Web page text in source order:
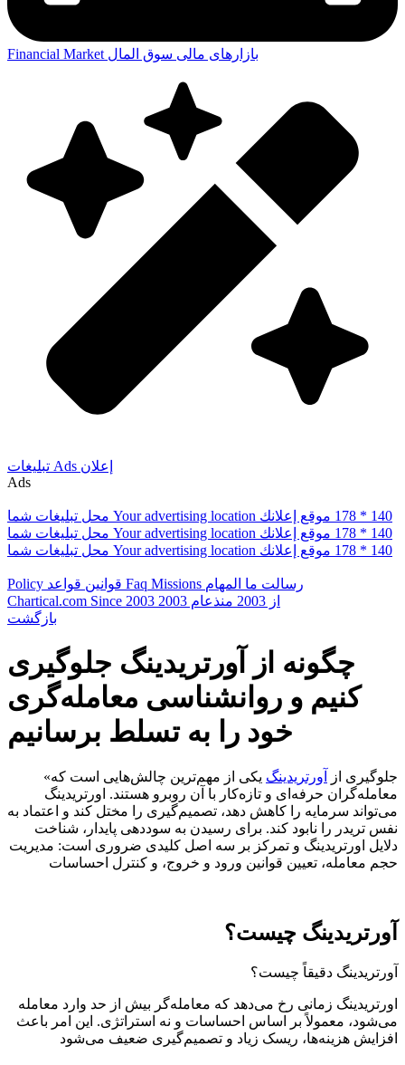
Financial Market بازارهای مالی سوق المال
تبلیغات Ads إعلان
Ads
محل تبلیغات شما Your advertising location موقع إعلانك 178 * 140
محل تبلیغات شما Your advertising location موقع إعلانك 178 * 140
محل تبلیغات شما Your advertising location موقع إعلانك 178 * 140
Policy قوانین قواعد Faq Missions رسالت ما المهام
Chartical.com Since 2003 از 2003
منذعام 2003
بازگشت
چگونه از آورتریدینگ جلوگیری
کنیم و روانشناسی معامله‌گری
خود را به تسلط برسانیم
«جلوگیری از آورتریدینگ یکی از مهم‌ترین چالش‌هایی است که
معامله‌گران حرفه‌ای و تازه‌کار با آن روبرو هستند. اورتریدینگ
می‌تواند سرمایه را کاهش دهد، تصمیم‌گیری را مختل کند و اعتماد به
نفس تریدر را نابود کند. برای رسیدن به سوددهی پایدار، شناخت
دلایل اورتریدینگ و تمرکز بر سه اصل کلیدی ضروری است: مدیریت
حجم معامله، تعیین قوانین ورود و خروج، و کنترل احساسات
آورتریدینگ چیست؟
آورتریدینگ دقیقاً چیست؟
اورتریدینگ زمانی رخ می‌دهد که معامله‌گر بیش از حد وارد معامله
می‌شود، معمولاً بر اساس احساسات و نه استراتژی. این امر باعث
افزایش هزینه‌ها، ریسک زیاد و تصمیم‌گیری ضعیف می‌شود